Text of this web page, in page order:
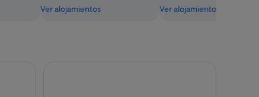
Ver alojamientos Ver alojamientos